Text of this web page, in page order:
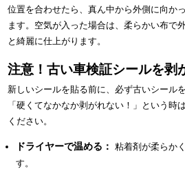
位置を合わせたら、真ん中から外側に向か
ます。空気が入った場合は、柔らかい布で
と綺麗に仕上がります。
注意！古い車検証シールを剥
新しいシールを貼る前に、必ず古いシール
「硬くてなかなか剥がれない！」という時
ください。
ドライヤーで温める： 粘着剤が柔らか
す。